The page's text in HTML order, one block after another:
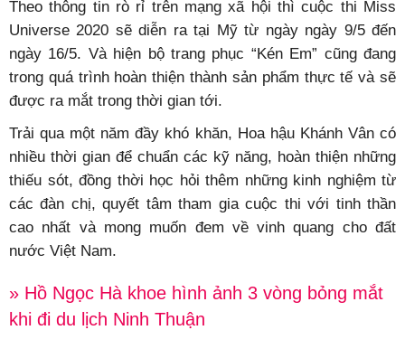
Theo thông tin rò rỉ trên mạng xã hội thì cuộc thi Miss
Universe 2020 sẽ diễn ra tại Mỹ từ ngày ngày 9/5 đến
ngày 16/5. Và hiện bộ trang phục “Kén Em” cũng đang
trong quá trình hoàn thiện thành sản phẩm thực tế và sẽ
được ra mắt trong thời gian tới.
Trải qua một năm đầy khó khăn, Hoa hậu Khánh Vân có
nhiều thời gian để chuẩn các kỹ năng, hoàn thiện những
thiếu sót, đồng thời học hỏi thêm những kinh nghiệm từ
các đàn chị, quyết tâm tham gia cuộc thi với tinh thần
cao nhất và mong muốn đem về vinh quang cho đất
nước Việt Nam.
» Hồ Ngọc Hà khoe hình ảnh 3 vòng bỏng mắt
khi đi du lịch Ninh Thuận